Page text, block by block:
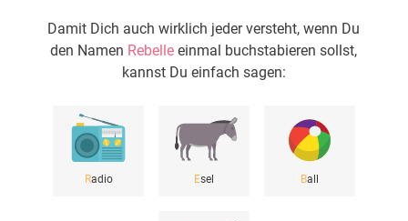
Damit Dich auch wirklich jeder versteht, wenn Du
den Namen Rebelle einmal buchstabieren sollst,
kannst Du einfach sagen:
Radio Esel Ball